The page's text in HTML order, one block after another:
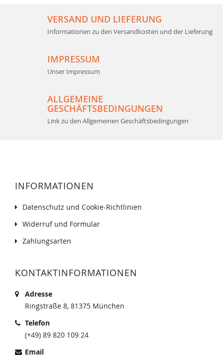
VERSAND UND LIEFERUNG
Informationen zu den Versandkosten und der Lieferung
IMPRESSUM
Unser Impressum
ALLGEMEINE
GESCHÄFTSBEDINGUNGEN
Link zu den Allgemeinen Geschäftsbedingungen
INFORMATIONEN
Datenschutz und Cookie-Richtlinien
Widerruf und Formular
Zahlungsarten
KONTAKTINFORMATIONEN
Adresse
Ringstraße 8, 81375 München
Telefon
(+49) 89 820 109 24
Email